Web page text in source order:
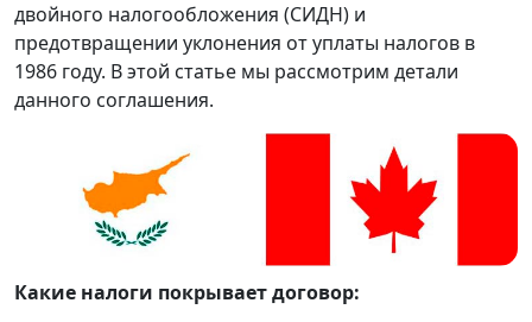
двойного налогообложения (СИДН) и
предотвращении уклонения от уплаты налогов в
1986 году. В этой статье мы рассмотрим детали
данного соглашения.
Какие налоги покрывает договор: